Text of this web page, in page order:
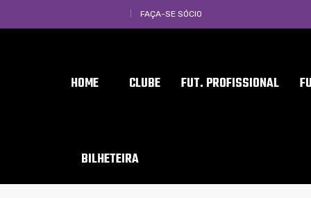
FAÇA-SE SÓCIO
HOME CLUBE FUT. PROFISSIONAL
BILHETEIRA